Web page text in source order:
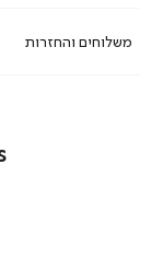
משלוחים והחזרות